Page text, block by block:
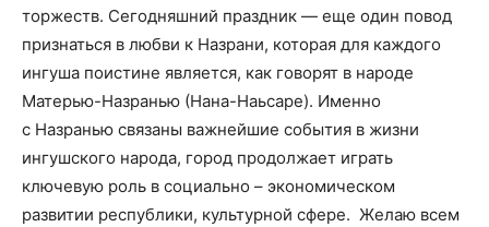
торжеств. Сегодняшний праздник — еще один повод
признаться в любви к Назрани, которая для каждого
ингуша поистине является, как говорят в народе
Матерью-Назранью (Нана-Наьсаре). Именно
с Назранью связаны важнейшие события в жизни
ингушского народа, город продолжает играть
ключевую роль в социально – экономическом
развитии республики, культурной сфере. Желаю всем